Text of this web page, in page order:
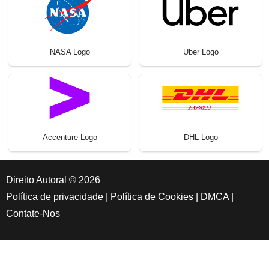
NASA Logo Uber Logo
Accenture Logo DHL Logo
Direito Autoral © 2026
Política de privacidade
Política de Cookies DMCA
Contate-Nos